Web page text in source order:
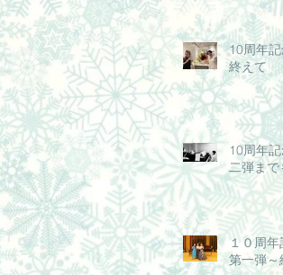
10周年
終えて
10周年
二弾まで
１０周年
第一弾～